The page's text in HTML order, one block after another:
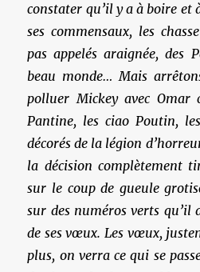
constater qu’il y a à boire et
ses commensaux, les
pas appelés araignée, des
beau monde… Mais
polluer Mickey avec
Pantine, les ciao Poutin,
décorés de la légion
la décision complètement
sur le coup de gueule
sur des numéros verts qu’il
de ses vœux. Les vœux,
plus, on verra ce qui se